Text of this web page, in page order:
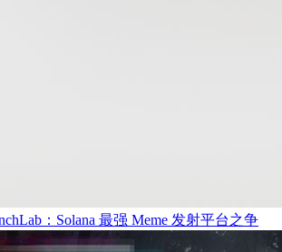
：Solana 最强 Meme 发射平台之争